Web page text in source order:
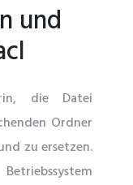
und
die Datei
Ordner
zu ersetzen.